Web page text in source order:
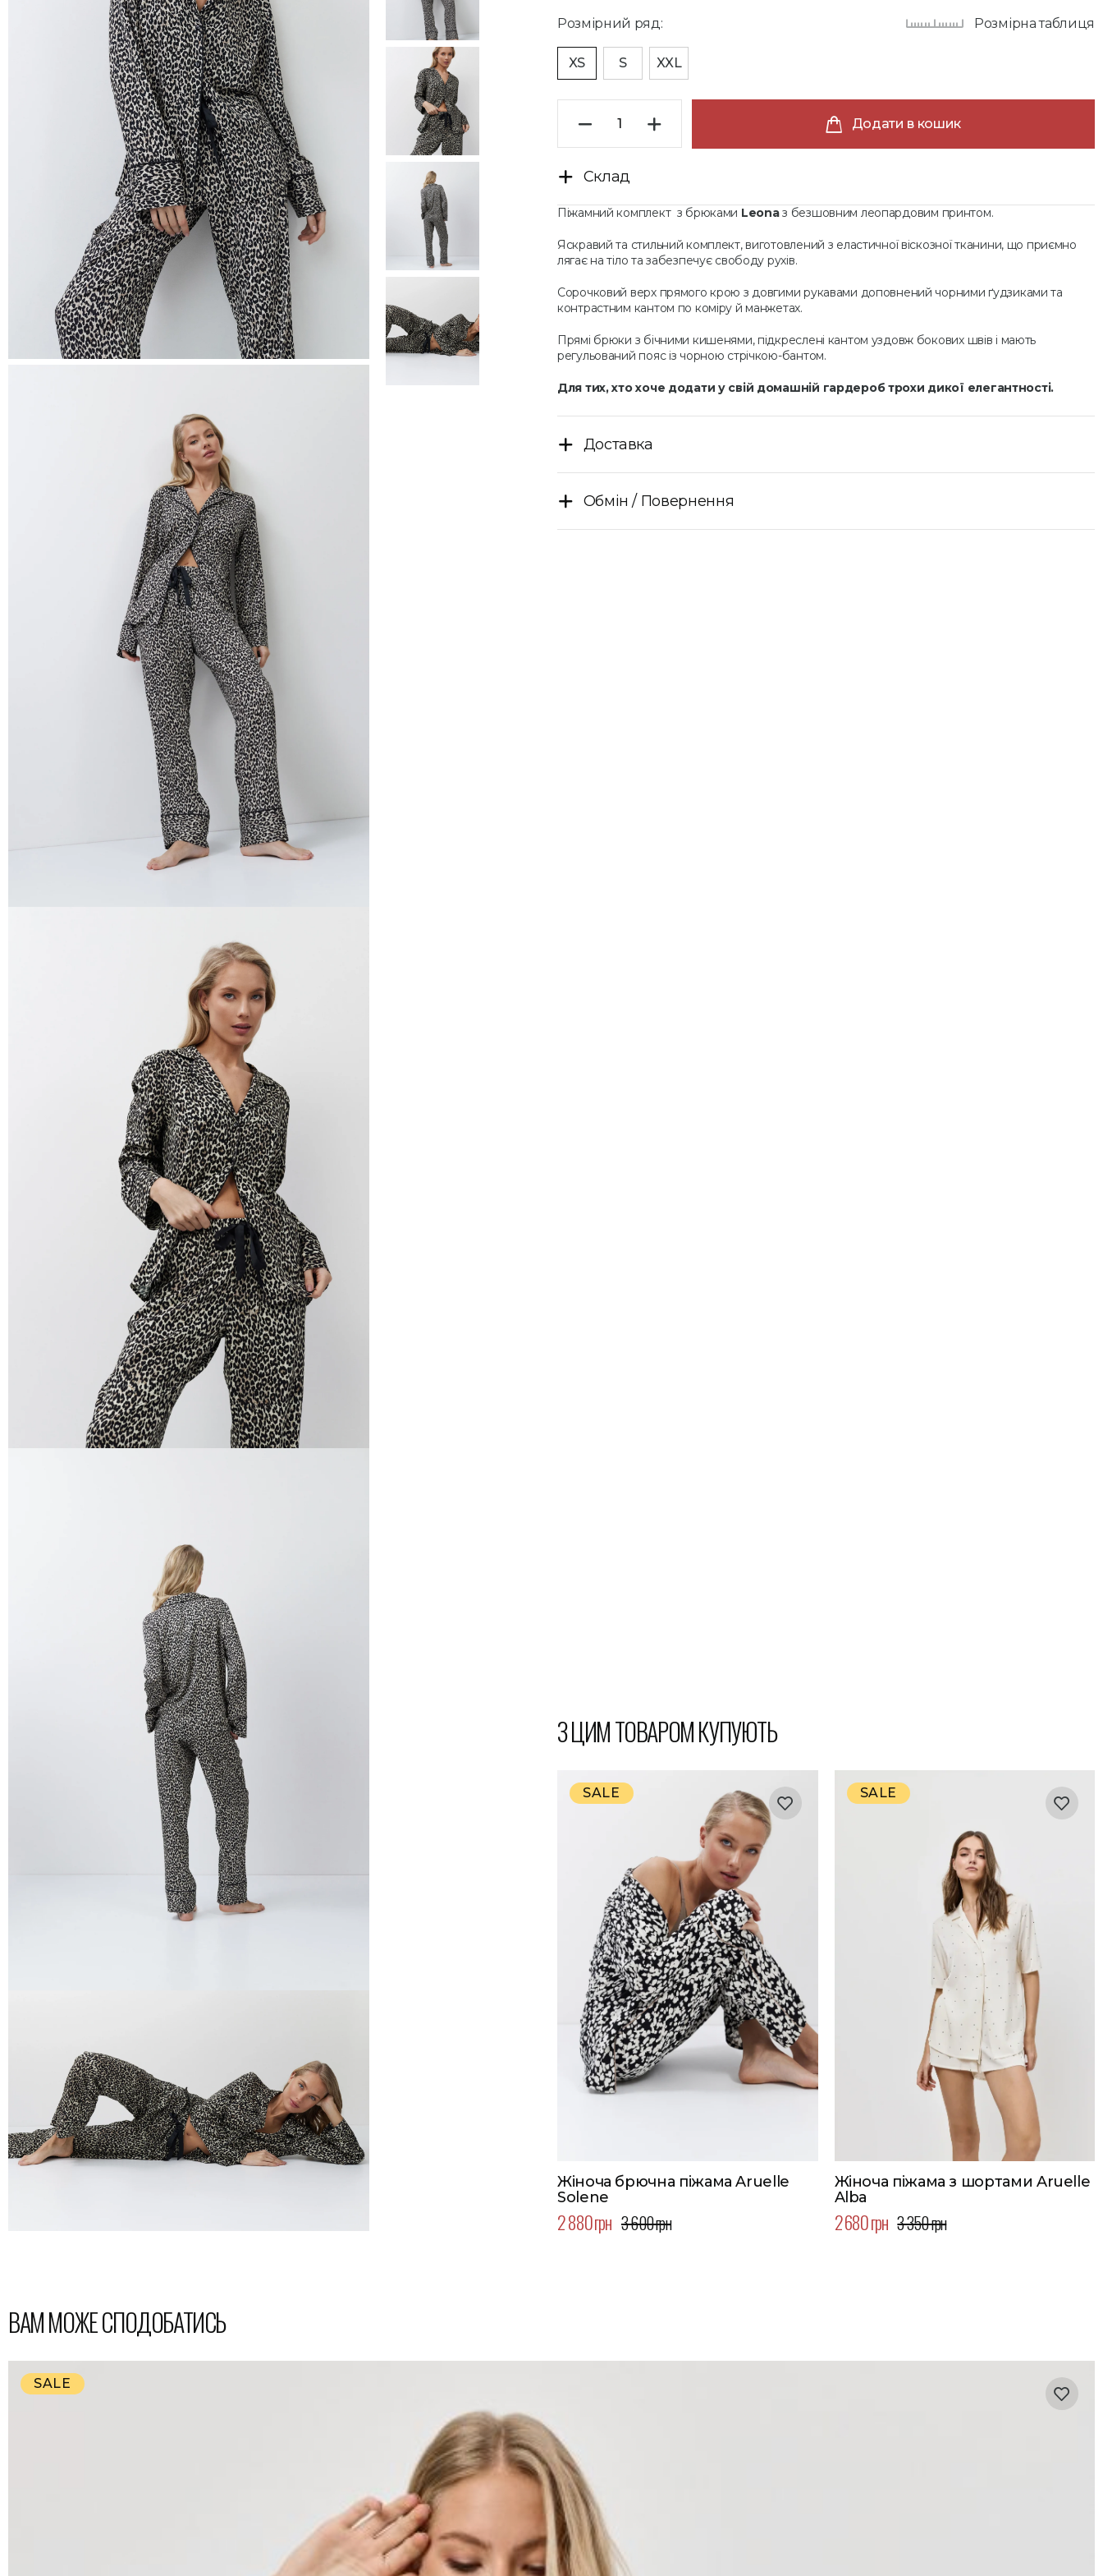
Розмірний ряд: Розмірна таблиця
XS S XXL
Додати в кошик
Склад
Піжамний комплект з брюками Leonaз безшовним леопардовим принтом.
Яскравий та стильний комплект, виготовлений з еластичної віскозної тканини, що приємно
лягає на тіло та забезпечує свободу рухів.
Сорочковий верх прямого крою з довгими рукавами доповнений чорними ґудзиками та
контрастним кантом по коміру й манжетах.
Прямі брюки з бічними кишенями, підкреслені кантом уздовж бокових швів і мають
регульований пояс із чорною стрічкою-бантом.
Для тих, хто хоче додати у свій домашній гардероб трохи дикої елегантності.
Доставка
Обмін / Повернення
З ЦИМ ТОВАРОМ КУПУЮТЬ
SALE
Жіноча брючна піжама Aruelle
Solene
2 880 грн 3 600 грн
SALE
Жіноча піжама з шортами Aruelle
Alba
2 680 грн 3 350 грн
ВАМ МОЖЕ СПОДОБАТИСЬ
SALE